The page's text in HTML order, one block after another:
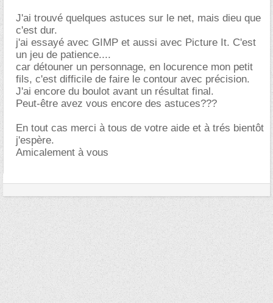
J'ai trouvé quelques astuces sur le net, mais dieu que
c'est dur.
j'ai essayé avec GIMP et aussi avec Picture It. C'est
un jeu de patience....
car détouner un personnage, en locurence mon petit
fils, c'est difficile de faire le contour avec précision.
J'ai encore du boulot avant un résultat final.
Peut-être avez vous encore des astuces???
En tout cas merci à tous de votre aide et à trés bientôt
j'espère.
Amicalement à vous